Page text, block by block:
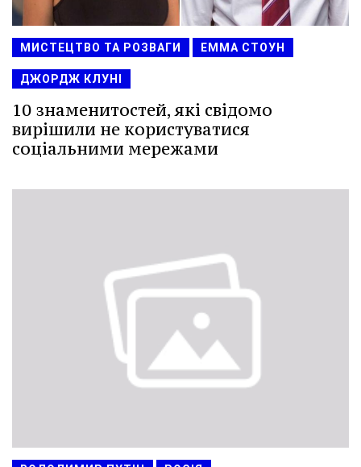
МИСТЕЦТВО ТА РОЗВАГИ ЕММА СТОУН
ДЖОРДЖ КЛУНІ
10 знаменитостей, які свідомо
вирішили не користуватися
соціальними мережами